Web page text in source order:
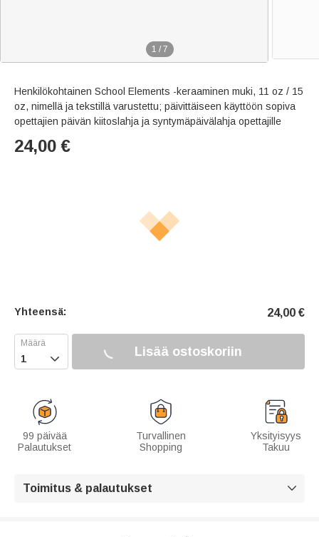
1 / 7
Henkilökohtainen School Elements -keraaminen muki, 11 oz / 15
oz, nimellä ja tekstillä varustettu; päivittäiseen käyttöön sopiva
opettajien päivän kiitoslahja ja syntymäpäivälahja opettajille
24,00 €
Yhteensä: 24,00 €
 Lisää ostoskoriin
99 päivää
Palautukset
Turvallinen
Shopping
Yksityisyys
Takuu
Toimitus & palautukset 